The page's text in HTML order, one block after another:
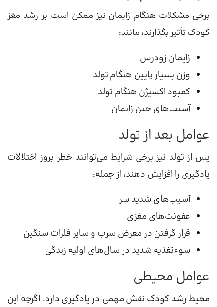
برخی مشکلات هنگام زایمان نیز ممکن است بر رشد مغز
کودک تأثیر بگذارند، مانند:
زایمان زودرس
وزن بسیار پایین هنگام تولد
کمبود اکسیژن هنگام تولد
آسیب‌های حین زایمان
عوامل بعد از تولد
پس از تولد نیز برخی شرایط می‌توانند خطر بروز اختلالات
یادگیری را افزایش دهند، از جمله:
آسیب‌های شدید سر
عفونت‌های مغزی
قرار گرفتن در معرض سرب و سایر فلزات سنگین
سوءتغذیه شدید در سال‌های اولیه زندگی
عوامل محیطی
محیط رشد کودک نقش مهمی در یادگیری دارد. اگرچه این